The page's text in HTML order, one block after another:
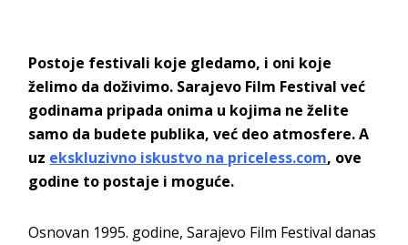
Postoje festivali koje gledamo, i oni koje
želimo da doživimo. Sarajevo Film Festival već
godinama pripada onima u kojima ne želite
samo da budete publika, već deo atmosfere. A
uz ekskluzivno iskustvo na priceless.com, ove
godine to postaje i moguće.
Osnovan 1995. godine, Sarajevo Film Festival danas